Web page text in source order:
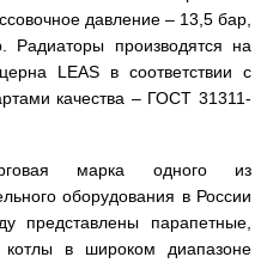
давление – 13,5 бар,
производятся на
LEAS в соответствии с
качества – ГОСТ 31311-
марка одного из
оборудования в России
парапетные,
котлы в широком диапазоне